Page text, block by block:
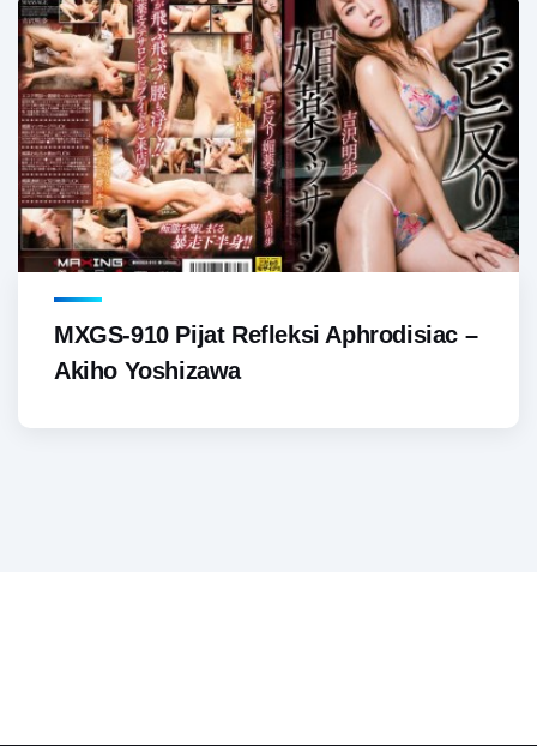
MXGS-910 Pijat Refleksi Aphrodisiac –
Akiho Yoshizawa